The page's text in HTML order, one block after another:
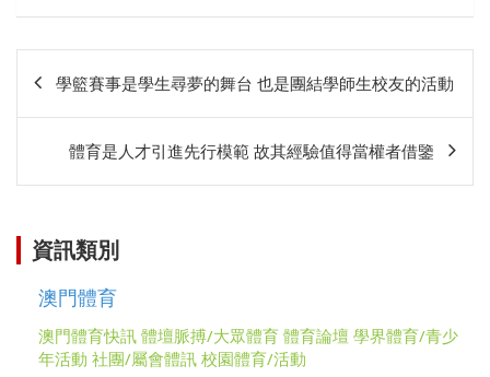
章
學籃賽事是學生尋夢的舞台 也是團結學師生校友的活動
體育是人才引進先行模範 故其經驗值得當權者借鑒
資訊類別
澳門體育
澳門體育快訊 體壇脈搏/大眾體育 體育論壇 學界體育/青少
年活動 社團/屬會體訊 校園體育/活動